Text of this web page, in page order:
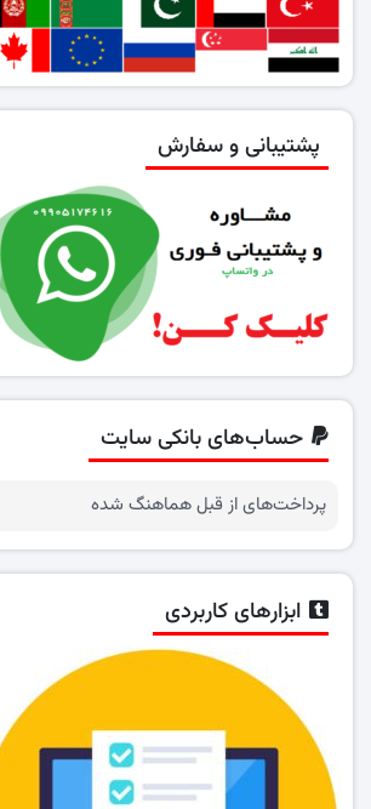
پشتیبانی و سفارش
حساب‌های بانکی سایت
پرداخت‌های از قبل هماهنگ شده
ابزارهای کاربردی